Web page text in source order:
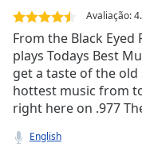
Duration
Loaded:
0.00%
Stream
TypeLIVE
Seek to
live,
currently
behind
live LIVE
Avaliação:
From the Black Eyed
plays Todays Best
get a taste of the
hottest music from
right here on .977
English